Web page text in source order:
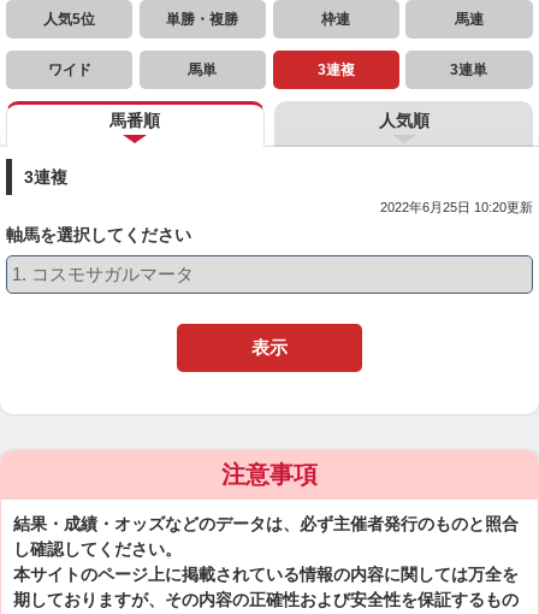
人気5位 単勝・複勝 枠連 馬連
ワイド 馬単 3連複 3連単
馬番順 人気順
3連複
2022年6月25日 10:20更新
軸馬を選択してください
表示
注意事項
結果・成績・オッズなどのデータは、必ず主催者発行のものと照合
し確認してください。
本サイトのページ上に掲載されている情報の内容に関しては万全を
期しておりますが、その内容の正確性および安全性を保証するもの